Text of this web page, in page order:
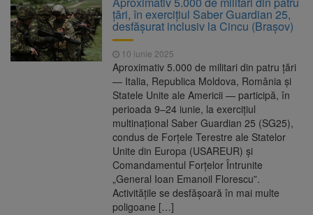
Ormeniș
6 august 2026
AUR a lansat platforma
suspeND.ro pentru urmărirea inițiativei de
suspendare a președintelui Nicușor Dan
6 august 2026
Înalta Curte analizează
dosarul lui Călin Georgescu și Horațiu Potra.
Judecătorii decid dacă începe procesul
Strategia națională pentru
biodiversitate 2026-2030, adoptată de Senat.
Proiectul merge la promulgare
țări, în exercițiul Saber Guardian 25,
desfășurat inclusiv la Cincu (Brașov)
10 iunie 2025
Aproximativ 5.000 de militari din patru țări
— Italia, Republica Moldova, România și
Statele Unite ale Americii — participă, în
perioada 9–24 iunie, la exercițiul
multinațional Saber Guardian 25 (SG25),
condus de Forțele Terestre ale Statelor
Unite din Europa (USAREUR) și
Comandamentul Forțelor Întrunite
„General Ioan Emanoil Florescu”.
Activitățile se desfășoară în mai multe
poligoane […]